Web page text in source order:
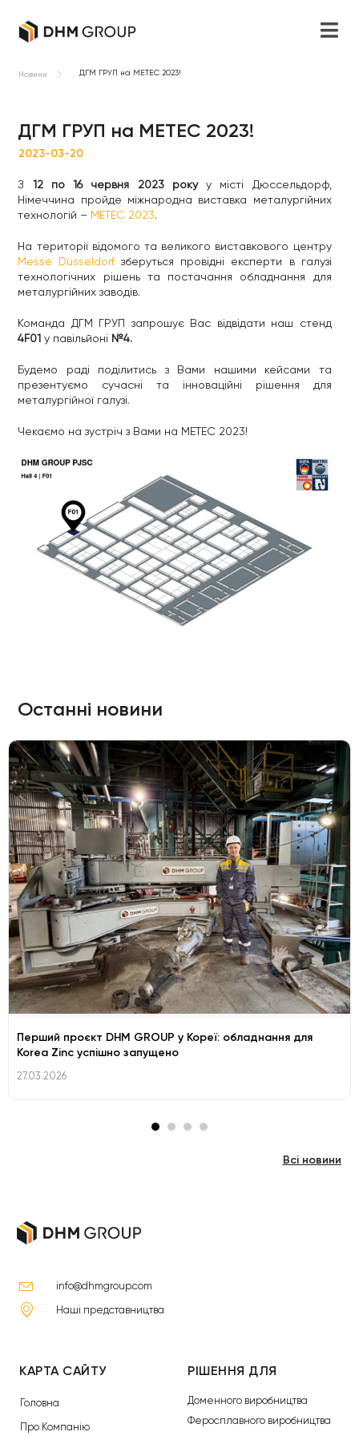
Новини ДГМ ГРУП на МЕТЕС 2023!
ДГМ ГРУП на МЕТЕС 2023!
2023-03-20
З 12 по 16 червня 2023 рокуу місті Дюссельдорф,
Німеччина пройде міжнародна виставка металургійних
технологій – МЕТЕС 2023.
На території відомого та великого виставкового центру
Messe Düsseldorf зберуться провідні експерти в галузі
технологічних рішень та постачання обладнання для
металургійних заводів.
Команда ДГМ ГРУП запрошує Вас відвідати наш стенд
4F01 у павільйоні №4.
Будемо раді поділитись з Вами нашими кейсами та
презентуємо сучасні та інноваційні рішення для
металургійної галузі.
Чекаємо на зустріч з Вами на МЕТЕС 2023!
Останні новини
Перший проєкт DHM GROUP у Кореї: обладнання для
Korea Zinc успішно запущено
27.03.2026
Всі новини
info@dhmgroup.com
Наші представництва
КАРТА САЙТУ
Головна
Про Компанію
РІШЕННЯ ДЛЯ
Доменного виробництва
Феросплавного виробництва